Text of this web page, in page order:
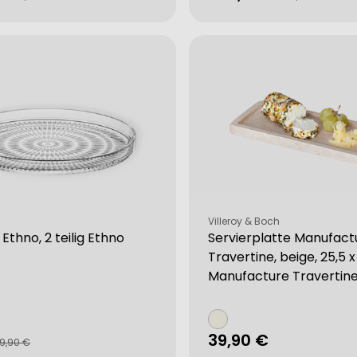
2 teilig Ethno
€
Servierplatte
Travertine, beige, 25,5
Manufacture
Verkäufer:
Villeroy & Boch
Regulärer
39,90 €